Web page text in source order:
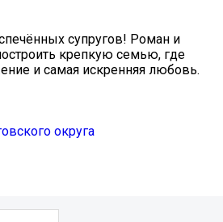
супругов! Роман и
крепкую семью, где
и самая искренняя любовь.
округа